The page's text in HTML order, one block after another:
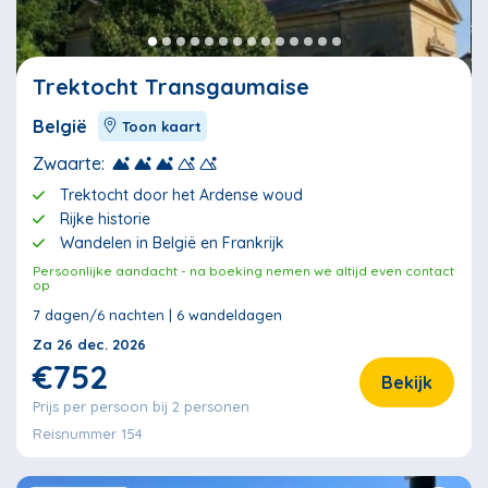
Trektocht Transgaumaise
België Toon kaart
Zwaarte:
Trektocht door het Ardense woud
Rijke historie
Wandelen in België en Frankrijk
Persoonlijke aandacht - na boeking nemen we altijd even contact
op
7 dagen/6 nachten | 6 wandeldagen
Za 26 dec. 2026
€752
Prijs per persoon bij 2 personen
Bekijk
Reisnummer 154